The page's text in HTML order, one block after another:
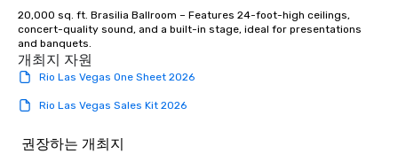
for groups that desire
experience, we can
20,000 sq. ft. Brasilia Ballroom – Features 24-foot-high ceilings,
concert-quality sound, and a built-in stage, ideal for presentations
and banquets.
개최지 자원
Rio Las Vegas One Sheet 2026
Rio Las Vegas Sales Kit 2026
권장하는 개최지